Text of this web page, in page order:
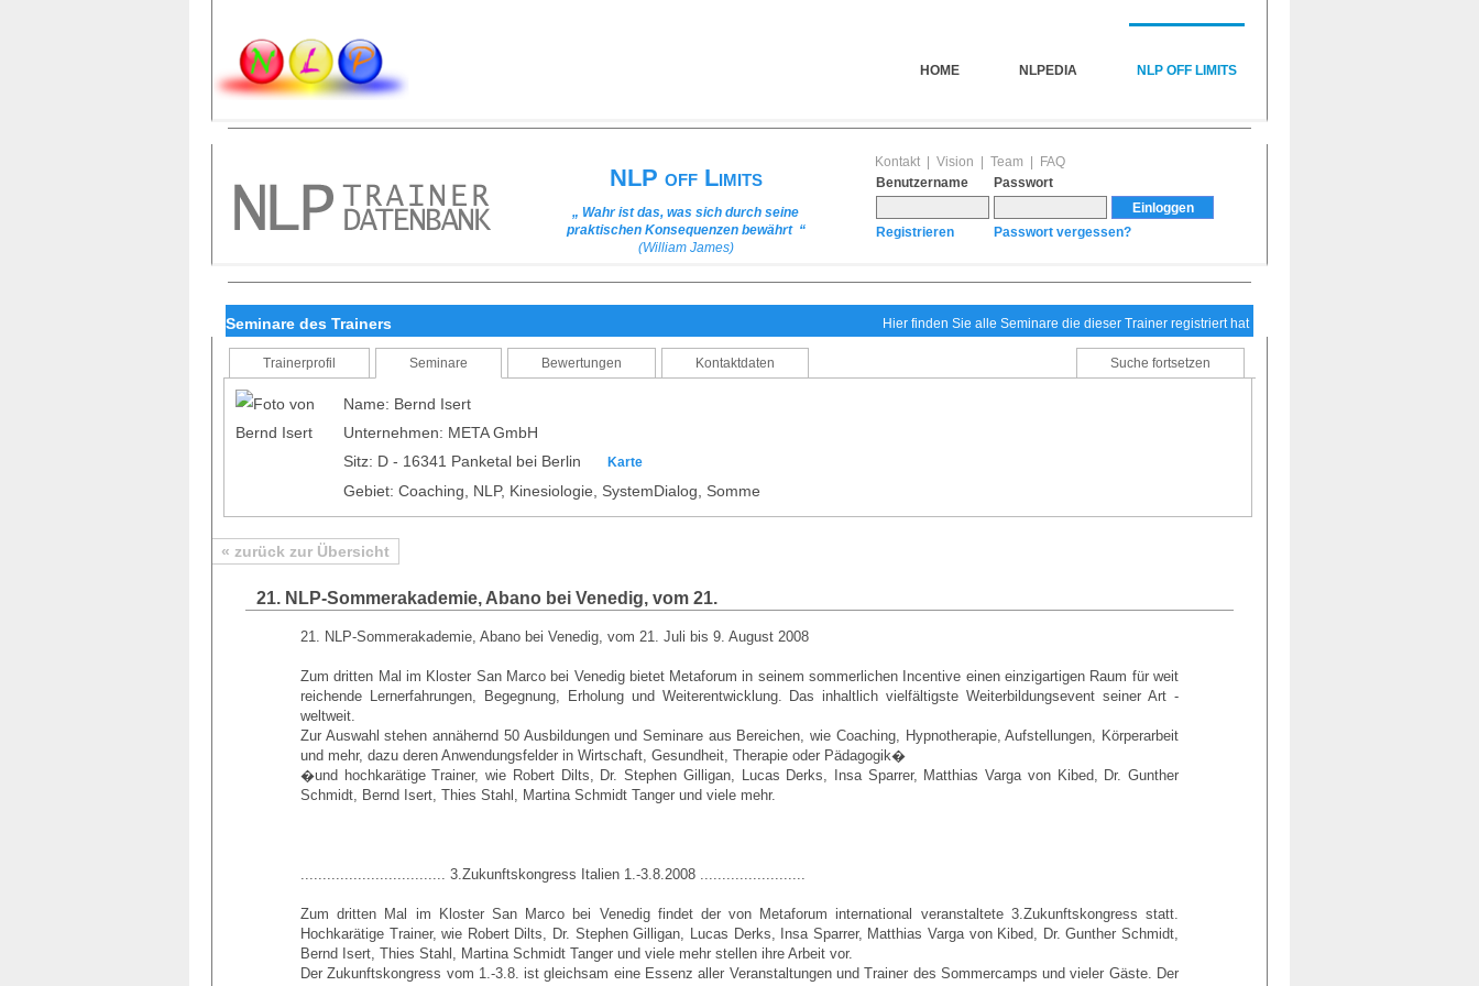
HOME NLPEDIA NLP OFF LIMITS
NLP off Limits
„ Wahr ist das, was sich durch seine
praktischen Konsequenzen bewährt “
(William James)
Kontakt Vision Team
FAQ
Benutzername
Passwort
Registrieren Passwort vergessen?
Seminare des Trainers Hier finden Sie alle Seminare die dieser Trainer registriert hat
Trainerprofil Seminare Bewertungen Kontaktdaten Suche fortsetzen
Name: Bernd Isert
Unternehmen: META GmbH
Sitz: D - 16341 Panketal bei Berlin
Karte
Gebiet: Coaching, NLP, Kinesiologie, SystemDialog, Somme
« zurück zur Übersicht
21. NLP-Sommerakademie, Abano bei Venedig, vom 21.
21. NLP-Sommerakademie, Abano bei Venedig, vom 21. Juli bis 9. August 2008
Zum dritten Mal im Kloster San Marco bei Venedig bietet Metaforum in seinem sommerlichen Incentive einen einzigartigen Raum für weit
reichende Lernerfahrungen, Begegnung, Erholung und Weiterentwicklung. Das inhaltlich vielfältigste Weiterbildungsevent seiner Art -
weltweit.
Zur Auswahl stehen annähernd 50 Ausbildungen und Seminare aus Bereichen, wie Coaching, Hypnotherapie, Aufstellungen, Körperarbeit
und mehr, dazu deren Anwendungsfelder in Wirtschaft, Gesundheit, Therapie oder Pädagogik�
�und hochkarätige Trainer, wie Robert Dilts, Dr. Stephen Gilligan, Lucas Derks, Insa Sparrer, Matthias Varga von Kibed, Dr. Gunther
Schmidt, Bernd Isert, Thies Stahl, Martina Schmidt Tanger und viele mehr.
................................. 3.Zukunftskongress Italien 1.-3.8.2008 ........................
Zum dritten Mal im Kloster San Marco bei Venedig findet der von Metaforum international veranstaltete 3.Zukunftskongress statt.
Hochkarätige Trainer, wie Robert Dilts, Dr. Stephen Gilligan, Lucas Derks, Insa Sparrer, Matthias Varga von Kibed, Dr. Gunther Schmidt,
Bernd Isert, Thies Stahl, Martina Schmidt Tanger und viele mehr stellen ihre Arbeit vor.
Der Zukunftskongress vom 1.-3.8. ist gleichsam eine Essenz aller Veranstaltungen und Trainer des Sommercamps und vieler Gäste. Der